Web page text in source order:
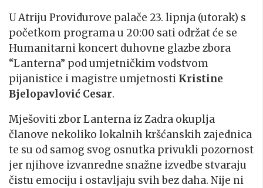
U Atriju Providurove palače 23. lipnja (utorak) s
početkom programa u 20:00 sati održat će se
Humanitarni koncert duhovne glazbe zbora
“Lanterna” pod umjetničkim vodstvom
pijanistice i magistre umjetnosti Kristine
Bjelopavlović Cesar.
Mješoviti zbor Lanterna iz Zadra okuplja
članove nekoliko lokalnih kršćanskih zajednica
te su od samog svog osnutka privukli pozornost
jer njihove izvanredne snažne izvedbe stvaraju
čistu emociju i ostavljaju svih bez daha. Nije ni